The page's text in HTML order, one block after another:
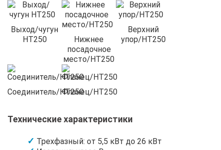
Выход/чугун
HT250
Нижнее
посадочное
место/HT250
Верхний
упор/HT250
Соединитель/HT250Фланец/HT250
Технические характеристики
Трехфазный: от 5,5 кВт до 26 кВт